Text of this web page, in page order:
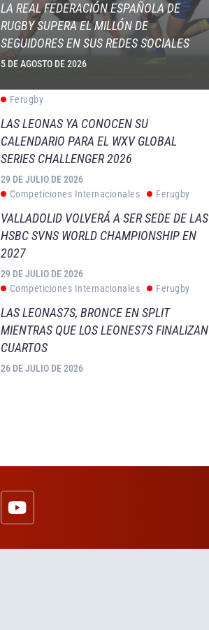
LA REAL FEDERACIÓN ESPAÑOLA DE
RUGBY SUPERA EL MILLÓN DE
SEGUIDORES EN SUS REDES SOCIALES
5 DE AGOSTO DE 2026
Ferugby
LAS LEONAS YA CONOCEN SU
CALENDARIO PARA EL WXV GLOBAL
SERIES CHALLENGER 2026
29 DE JULIO DE 2026
Competiciones Internacionales
Ferugby
VALLADOLID VOLVERÁ A SER SEDE DE LAS
HSBC SVNS WORLD CHAMPIONSHIP EN
2027
29 DE JULIO DE 2026
Competiciones Internacionales
Ferugby
LAS LEONAS7S, BRONCE EN SPLIT
MIENTRAS QUE LOS LEONES7S FINALIZAN
CUARTOS
26 DE JULIO DE 2026